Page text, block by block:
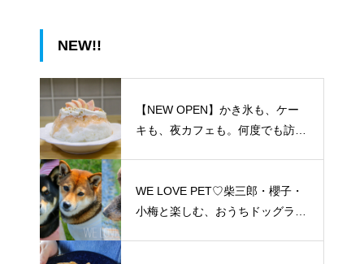
NEW!!
【NEW OPEN】かき氷も、ケー
キも、夜カフェも。何度でも訪れ
WE LOVE PET♡柴三郎・櫻子・
小梅と楽しむ、おうちドッグラン